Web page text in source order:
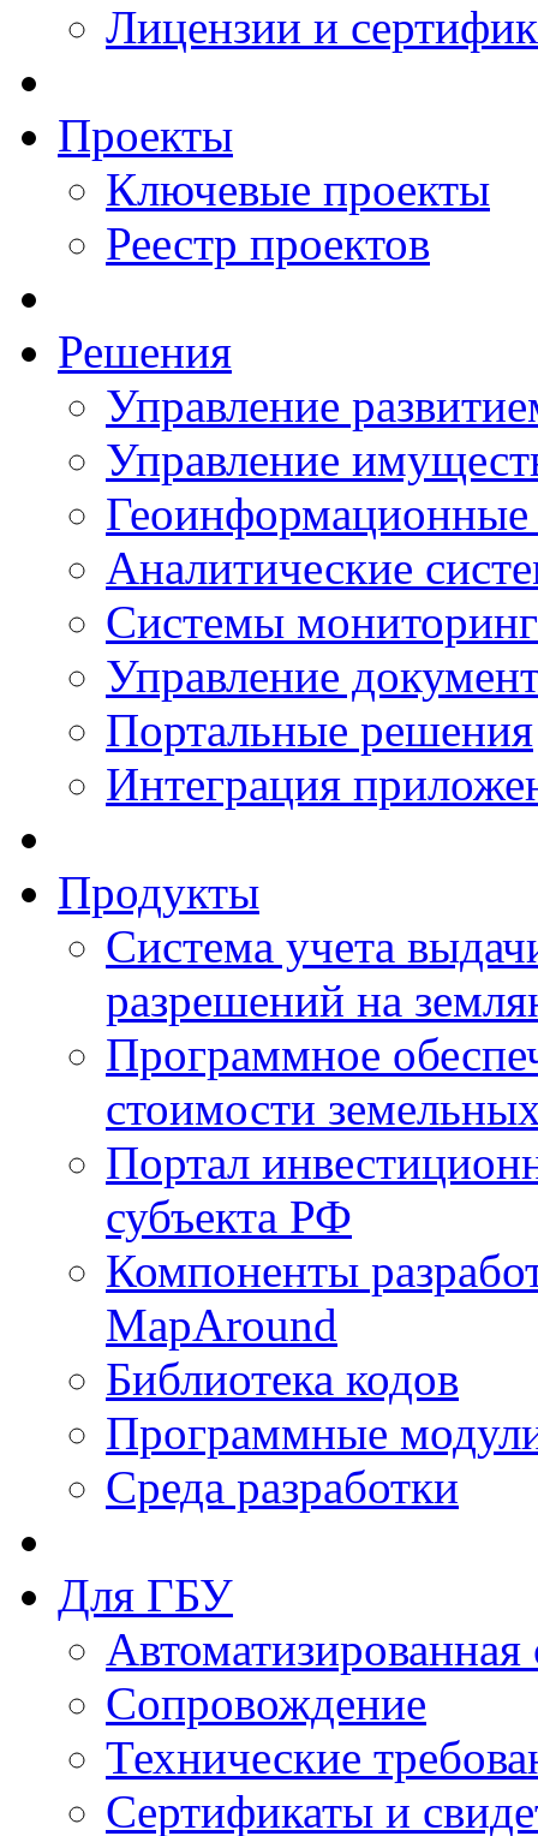
Лицензии и
Проекты
Ключевые проекты
Реестр проектов
Решения
Управление
Управление
Аналитические
Системы
Управление
Портальные решения
Интеграция
Продукты
Система учета
разрешений на
Программное
стоимости
Портал
субъекта РФ
Компоненты
MapAround
Библиотека кодов
Программные
Среда разработки
Для ГБУ
Сопровождение
Технические
Сертификаты и